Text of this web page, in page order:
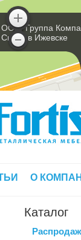
ООО 'Группа
Склад в Ижевске
О
Каталог